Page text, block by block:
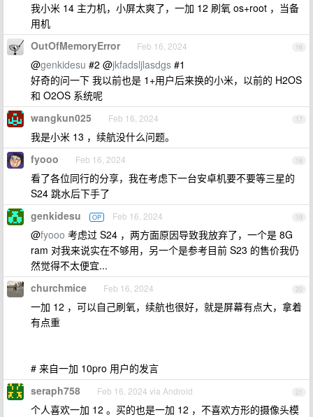
我小米 14 主力机，小屏太爽了，一加 12 刷氧 os+root ，当备
用机
16
OutOfMemoryError Feb 16, 2024
@genkidesu #2 @jkfadsljlasdgs #1
好奇的问一下 我以前也是 1+用户后来换的小米，以前的 H2OS
和 O2OS 系统呢
17
wangkun025 Feb 16, 2024
我是小米 13 ，续航没什么问题。
18
fyooo Feb 16, 2024
看了各位同行的分享，我在考虑下一台安卓机要不要等三星的
S24 跳水后下手了
19
genkidesu OP Feb 16, 2024
@fyooo 考虑过 S24 ，两方面原因导致我放弃了，一个是 8G
ram 对我来说实在不够用，另一个是参考目前 S23 的售价我仍
然觉得不太便宜...
20
churchmice Feb 16, 2024
一加 12 ，可以自己刷氧，续航也很好，就是屏幕有点大，拿着
有点重
# 来自一加 10pro 用户的发言
21
seraph758 Feb 16, 2024 via Android
个人喜欢一加 12 。买的也是一加 12 ，不喜欢方形的摄像头模